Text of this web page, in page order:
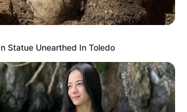
ΕΓΓΡΑΦΕΊΤΕ
Statue Unearthed In Toledo